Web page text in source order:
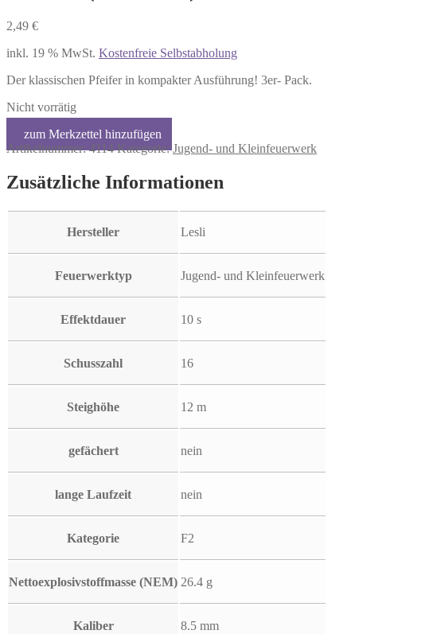
2,49 €
inkl. 19 % MwSt. Kostenfreie Selbstabholung
Der klassischen Pfeifer in kompakter Ausführung! 3er- Pack.
Nicht vorrätig
Artikelnummer:4114 Kategorie:Jugend- und Kleinfeuerwerk
Zusätzliche Informationen
Hersteller Lesli
Feuerwerktyp Jugend- und Kleinfeuerwerk
Effektdauer 10 s
Schusszahl 16
Steighöhe 12 m
gefächert nein
lange Laufzeit nein
Kategorie F2
Nettoexplosivstoffmasse (NEM) 26.4 g
Kaliber 8.5 mm